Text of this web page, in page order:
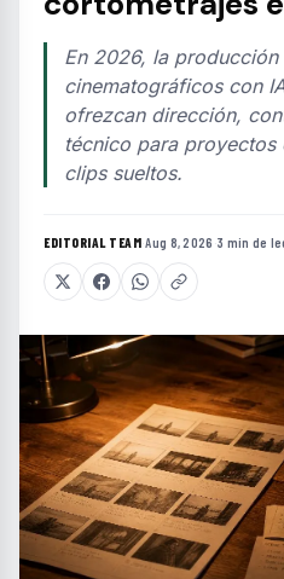
En 2026, la
cinematográficos con
ofrezcan dirección,
técnico para
clips sueltos.
EDITORIAL TEAM·Aug 8, 2026 ·3 min de